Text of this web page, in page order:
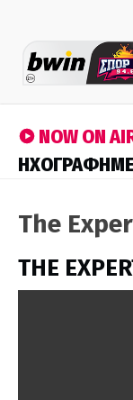
NOW ON
The
THE